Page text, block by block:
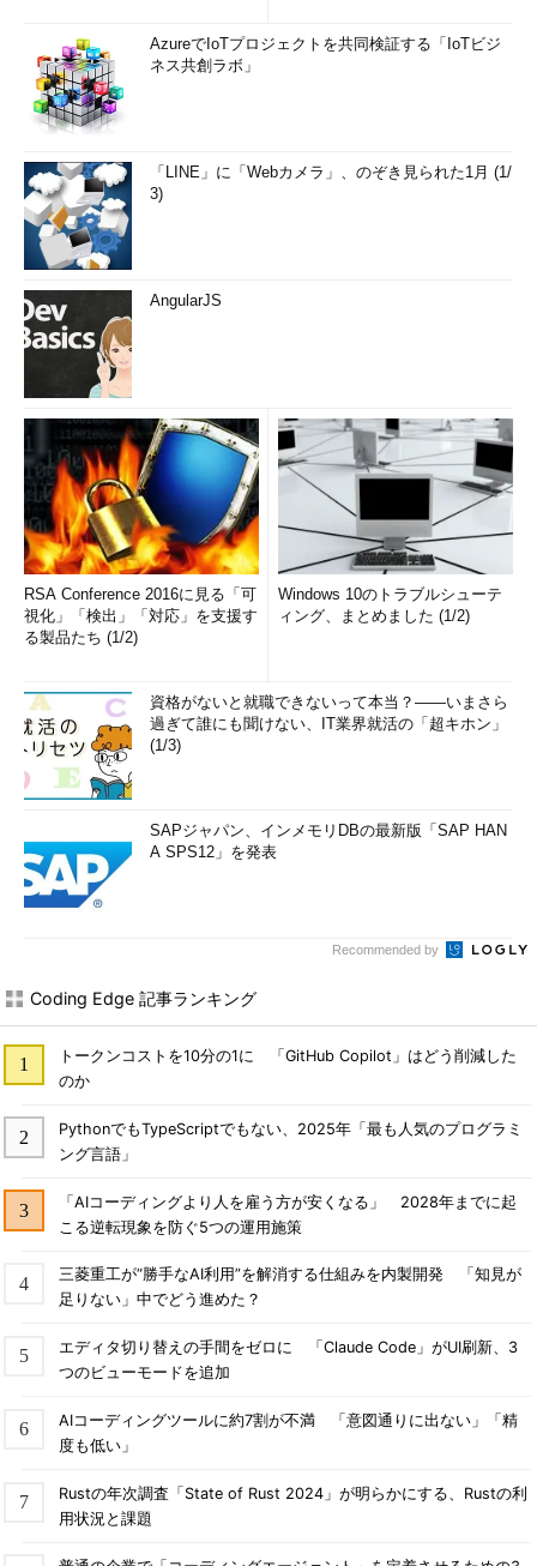
AzureでIoTプロジェクトを共同検証する「IoTビジ
ネス共創ラボ」
「LINE」に「Webカメラ」、のぞき見られた1月 (1/
3)
AngularJS
RSA Conference 2016に見る「可
視化」「検出」「対応」を支援す
る製品たち (1/2)
Windows 10のトラブルシューテ
ィング、まとめました (1/2)
資格がないと就職できないって本当？――いまさら
過ぎて誰にも聞けない、IT業界就活の「超キホン」
(1/3)
SAPジャパン、インメモリDBの最新版「SAP HAN
A SPS12」を発表
Recommended by
Coding Edge 記事ランキング
トークンコストを10分の1に 「GitHub Copilot」はどう削減した
のか
PythonでもTypeScriptでもない、2025年「最も人気のプログラミ
ング言語」
「AIコーディングより人を雇う方が安くなる」 2028年までに起
こる逆転現象を防ぐ5つの運用施策
三菱重工が“勝手なAI利用”を解消する仕組みを内製開発 「知見が
足りない」中でどう進めた？
エディタ切り替えの手間をゼロに 「Claude Code」がUI刷新、3
つのビューモードを追加
AIコーディングツールに約7割が不満 「意図通りに出ない」「精
度も低い」
Rustの年次調査「State of Rust 2024」が明らかにする、Rustの利
用状況と課題